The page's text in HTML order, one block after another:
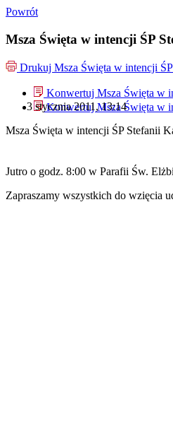
Powrót
Msza Święta w intencji ŚP
Drukuj Msza Święta w intencji
Konwertuj Msza Święta w
Konwertuj Msza Święta w
3 stycznia 2011, 13:14
Msza Święta w intencji ŚP Stefanii
Jutro o godz. 8:00 w Parafii Św.
Zapraszamy wszystkich do wzięcia